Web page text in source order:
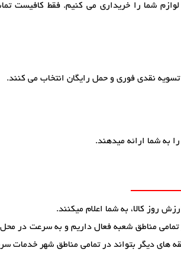
شما را خریداری می کنیم. فقط کافیست
نقدی فوری و حمل رایگان انتخاب می کنند.
به شما ارائه میدهند.
روز کالا، به شما اعلام میکنند.
مناطق شعبه فعال داریم و به سرعت در محل
های دیگر بتواند در تمامی مناطق شهر خدمات